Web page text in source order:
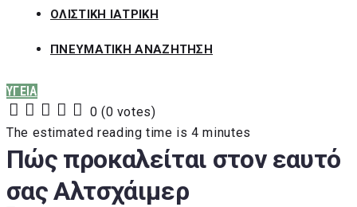
ΟΛΙΣΤΙΚΗ ΙΑΤΡΙΚΗ
ΠΝΕΥΜΑΤΙΚΗ ΑΝΑΖΗΤΗΣΗ
ΥΓΕΙΑ
5
4
3
2
1
0 (0 votes)
The estimated reading time is 4 minutes
Πώς προκαλείται στον εαυτό
σας Αλτσχάιμερ